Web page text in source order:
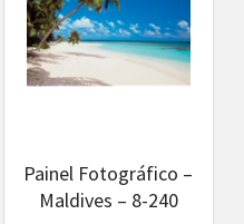
Painel Fotográfico –
Maldives – 8-240